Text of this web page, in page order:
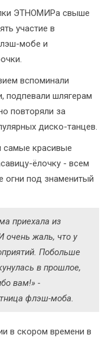
ЭТНОМИРа свыше
участие в
мобе и
вспоминали
подпевали шлягерам
повторяли за
диско-танцев.
самые красивые
ёлочку - всем
под знаменитый
приехала из
очень жаль, что у
Побольше
в прошлое,
вам!» -
флэш-моба.
в скором времени в